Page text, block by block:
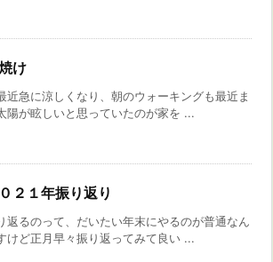
け
近急に涼しくなり、朝のウォーキングも最近ま
陽が眩しいと思っていたのが家を ...
２１年振り返り
返るのって、だいたい年末にやるのが普通なん
けど正月早々振り返ってみて良い ...